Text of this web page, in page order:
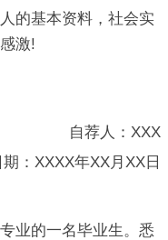
的基本资料，社会实
激!
自荐人：XXX
XXXX年XX月XX日
的一名毕业生。悉